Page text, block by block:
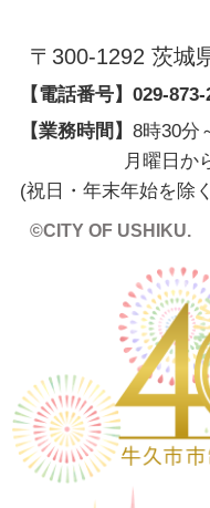
〒300-1292 茨城
【電話番号】 029-873-
【業務時間】 8時30分
月曜日か
(祝日・年末年始を除
©CITY OF USHIKU.